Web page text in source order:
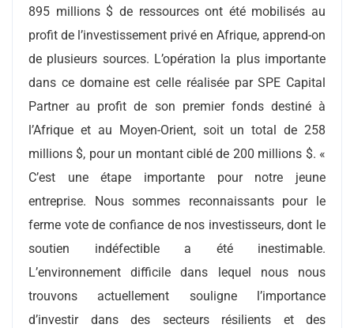
895 millions $ de ressources ont été mobilisés au
profit de l’investissement privé en Afrique, apprend-on
de plusieurs sources. L’opération la plus importante
dans ce domaine est celle réalisée par SPE Capital
Partner au profit de son premier fonds destiné à
l’Afrique et au Moyen-Orient, soit un total de 258
millions $, pour un montant ciblé de 200 millions $. «
C’est une étape importante pour notre jeune
entreprise. Nous sommes reconnaissants pour le
ferme vote de confiance de nos investisseurs, dont le
soutien indéfectible a été inestimable.
L’environnement difficile dans lequel nous nous
trouvons actuellement souligne l’importance
d’investir dans des secteurs résilients et des